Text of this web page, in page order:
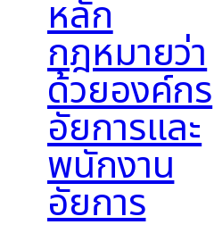
หลัก
กฎหมายว่า
ด้วยองค์กร
อัยการและ
พนักงาน
อัยการ